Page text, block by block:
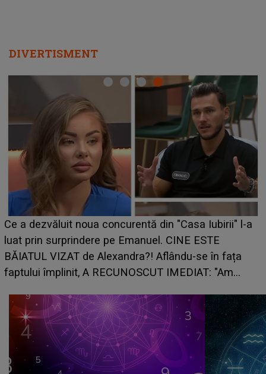
DIVERTISMENT
a
HOROSCOP de weekend, 8-9 august 2026. Zodia
care riscă să rămână fără bani. O decizie luată în
grabă îi aduce pierderi semnificative și îi dă toate
planurile peste cap